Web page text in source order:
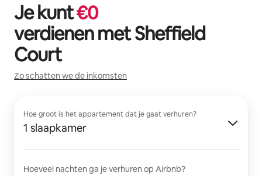
Je kunt€0
verdienen metSheffield
Court
Zo schatten we de inkomsten
Hoe groot is het appartement dat je gaat verhuren?
1 slaapkamer
Hoeveel nachten ga je verhuren op Airbnb?